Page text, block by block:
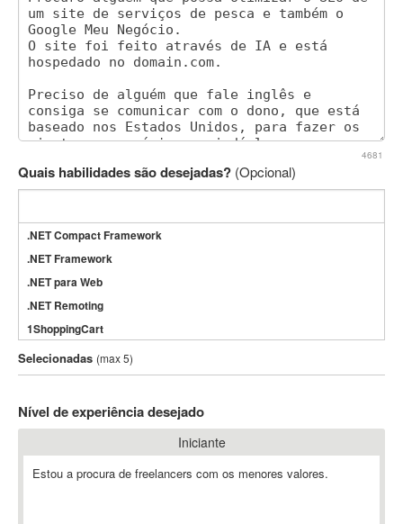
4681
Quais habilidades são desejadas? (Opcional)
.NET Compact Framework
.NET Framework
.NET para Web
.NET Remoting
1ShoppingCart
3DS Max
3GSM
802.11
A-GPS
Selecionadas (max 5)
Nível de experiência desejado
Iniciante
Estou a procura de freelancers com os menores valores.